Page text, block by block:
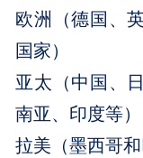
欧洲（德国、
国家）
亚太（中国、
南亚、印度等）
拉美（墨西哥和